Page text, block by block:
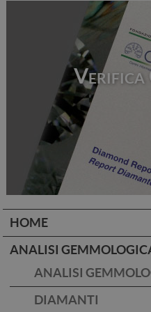
Verifica
HOME
ANALISI
ANALISI
DIAMANTI